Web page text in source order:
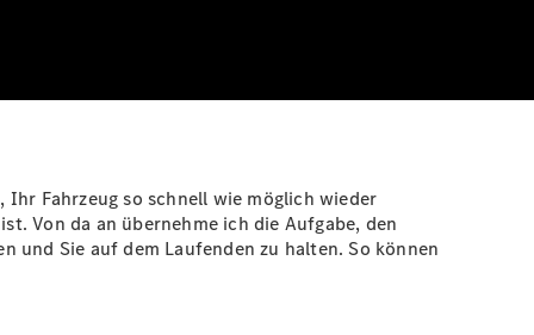
Fahrzeug so schnell wie möglich wieder
Von da an übernehme ich die Aufgabe, den
und Sie auf dem Laufenden zu halten. So können